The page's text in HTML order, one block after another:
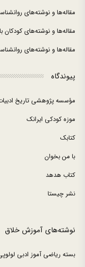
مقاله‌ها و نوشته‌های
مقاله‌ها و نوشته‌های کودکان
مقاله‌ها و نوشته‌های
پیوندگاه
مؤسسه پژوهشی تاریخ
موزه کودکی ایرانک
کتابک
با من بخوان
کتاب هدهد
نشر چیستا
نوشته‌های آموزش خلاق
بسته ریاضی آموز ادبی